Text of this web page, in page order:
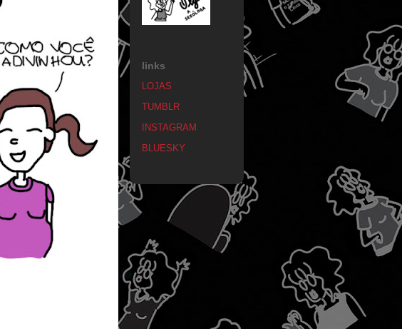
links
LOJAS
TUMBLR
INSTAGRAM
BLUESKY